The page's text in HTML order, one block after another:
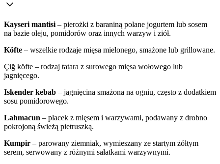
Kayseri mantisi – pierożki z baraniną polane jogurtem lub sosem
na bazie oleju, pomidorów oraz innych warzyw i ziół.
Köfte – wszelkie rodzaje mięsa mielonego, smażone lub grillowane.
Çiğ köfte – rodzaj tatara z surowego mięsa wołowego lub
jagnięcego.
Iskender kebab – jagnięcina smażona na ogniu, często z dodatkiem
sosu pomidorowego.
Lahmacun – placek z mięsem i warzywami, podawany z drobno
pokrojoną świeżą pietruszką.
Kumpir – parowany ziemniak, wymieszany ze startym żółtym
serem, serwowany z różnymi sałatkami warzywnymi.